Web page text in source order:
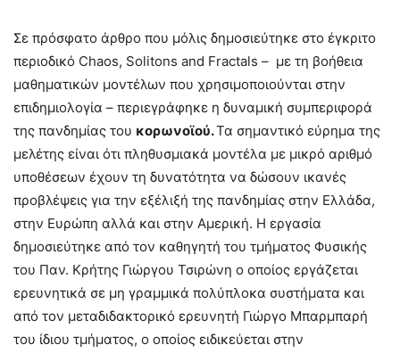
Σε πρόσφατο άρθρο που μόλις δημοσιεύτηκε στο έγκριτο
περιοδικό Chaos, Solitons and Fractals – με τη βοήθεια
μαθηματικών μοντέλων που χρησιμοποιούνται στην
επιδημιολογία – περιεγράφηκε η δυναμική συμπεριφορά
της πανδημίας του κορωνοϊού.Τα σημαντικό εύρημα της
μελέτης είναι ότι πληθυσμιακά μοντέλα με μικρό αριθμό
υποθέσεων έχουν τη δυνατότητα να δώσουν ικανές
προβλέψεις για την εξέλιξή της πανδημίας στην Ελλάδα,
στην Ευρώπη αλλά και στην Αμερική. Η εργασία
δημοσιεύτηκε από τον καθηγητή του τμήματος Φυσικής
του Παν. Κρήτης Γιώργου Τσιρώνη ο οποίος εργάζεται
ερευνητικά σε μη γραμμικά πολύπλοκα συστήματα και
από τον μεταδιδακτορικό ερευνητή Γιώργο Μπαρμπαρή
του ίδιου τμήματος, ο οποίος ειδικεύεται στην